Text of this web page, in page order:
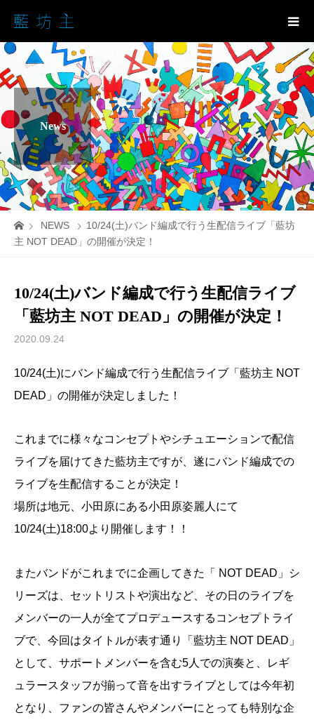
News
NEWS
10/24(土)バンド編成で行う生配信ライブ「藍坊
主 NOT DEAD」の開催が決定！
10/24(土)バンド編成で行う生配信ライブ
「藍坊主 NOT DEAD」の開催が決定！
2020.09.24
10/24(土)にバンド編成で行う生配信ライブ「藍坊主 NOT
DEAD」の開催が決定しました！
これまでに様々なコンセプトやシチュエーションで配信
ライブを届けてきた藍坊主ですが、遂にバンド編成での
ライブを生配信することが決定！
場所は地元、小田原にある小田原姿麗人にて
10/24(土)18:00より開催します！！
またバンドがこれまでに企画してきた「 NOT DEAD」シ
リーズは、セットリストや演出など、その日のライブを
メンバーの一人が全てプロデュースするコンセプトライ
ブで、今回はタイトルが表す通り「藍坊主 NOT DEAD」
として、サポートメンバーを含む5人での演奏と、レギ
ュラースタッフが揃って音を出すライブとしては今年初
となり、ファンの皆さんやメンバーにとっても特別な企